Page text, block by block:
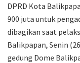
DPRD Kota
900 juta untuk
dibagikan saat
Balikpapan, Senin
gedung Dome